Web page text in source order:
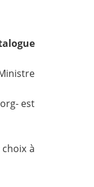
est
à